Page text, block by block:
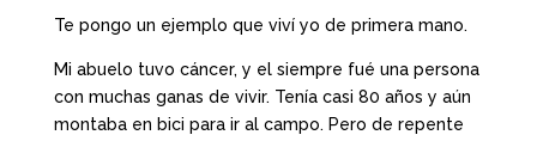
Te pongo un ejemplo que viví yo de primera mano.
Mi abuelo tuvo cáncer, y el siempre fué una persona
con muchas ganas de vivir. Tenía casi 80 años y aún
montaba en bici para ir al campo. Pero de repente